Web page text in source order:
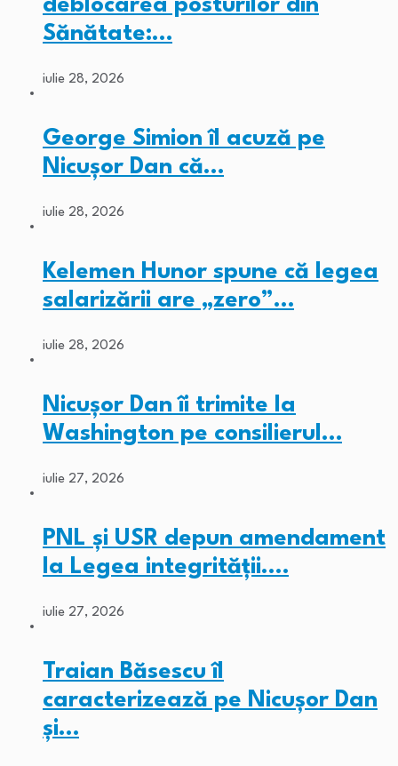
deblocarea posturilor din
Sănătate:…
iulie 28, 2026
George Simion îl acuză pe
Nicușor Dan că…
iulie 28, 2026
Kelemen Hunor spune că legea
salarizării are „zero”…
iulie 28, 2026
Nicușor Dan îi trimite la
Washington pe consilierul…
iulie 27, 2026
PNL și USR depun amendament
la Legea integrității.…
iulie 27, 2026
Traian Băsescu îl
caracterizează pe Nicușor Dan
și…